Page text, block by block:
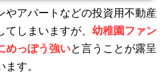
やアパートなどの投資用不動産
しまいますが、 幼稚園ファン
めっぽう強いと言うことが露呈
す。